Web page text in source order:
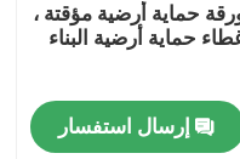
حماية أرضية مؤقتة ،
حماية أرضية البناء
إرسال استفسار